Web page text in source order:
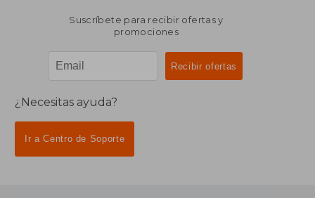
Suscríbete para recibir ofertas y
promociones
¿Necesitas ayuda?
Ir a Centro de Soporte